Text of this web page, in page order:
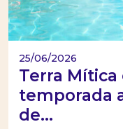
25/06/2026
Terra Mítica
temporada
de...